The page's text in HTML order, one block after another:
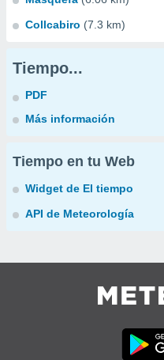
Collcabiro (7.3 km)
Tiempo...
PDF
Más información
Tiempo en tu Web
Widget de El tiempo
API de Meteorología